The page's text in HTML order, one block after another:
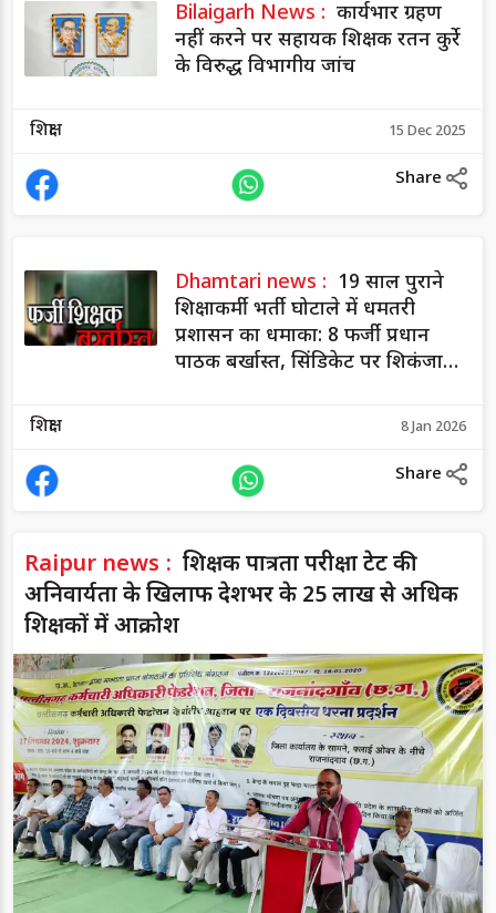
Bilaigarh News : कार्यभार ग्रहण
नहीं करने पर सहायक शिक्षक रतन कुर्रे
के विरुद्ध विभागीय जांच
शिक्षा 15 Dec 2025
Share
Dhamtari news : 19 साल पुराने
शिक्षाकर्मी भर्ती घोटाले में धमतरी
प्रशासन का धमाका: 8 फर्जी प्रधान
पाठक बर्खास्त, सिंडिकेट पर शिकंजा
शिक्षा 8 Jan 2026
Share
Raipur news : शिक्षक पात्रता परीक्षा टेट की
अनिवार्यता के खिलाफ देशभर के 25 लाख से अधिक
शिक्षकों में आक्रोश